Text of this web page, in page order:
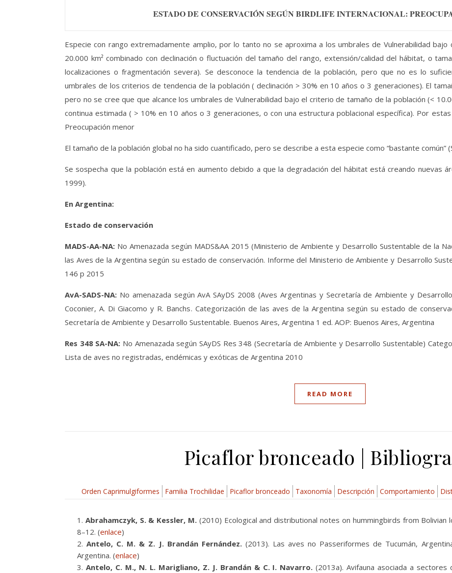
ESTADO DE CONSERVACIÓN SEGÚN BIRDLIFE INTERNACIONAL:
Especie con rango extremadamente amplio, por lo tanto no se aproxima a los umbrales de Vulnerabilidad
20.000 km² combinado con declinación o fluctuación del tamaño del rango, extensión/calidad del hábitat, o
localizaciones o fragmentación severa). Se desconoce la tendencia de la población, pero que no es lo
umbrales de los criterios de tendencia de la población ( declinación > 30% en 10 años o 3 generaciones). El
pero no se cree que que alcance los umbrales de Vulnerabilidad bajo el criterio de tamaño de la población (<
continua estimada ( > 10% en 10 años o 3 generaciones, o con una estructura poblacional específica). Por
Preocupación menor
El tamaño de la población global no ha sido cuantificado, pero se describe a esta especie como “bastante común”
Se sospecha que la población está en aumento debido a que la degradación del hábitat está creando nuevas
1999).
En Argentina:
Estado de conservación
MADS-AA-NA: No Amenazada según MADS&AA 2015 (Ministerio de Ambiente y Desarrollo Sustentable de la
las Aves de la Argentina según su estado de conservación. Informe del Ministerio de Ambiente y Desarrollo
146 p 2015
AvA-SADS-NA: No amenazada según AvA SAyDS 2008 (Aves Argentinas y Secretaría de Ambiente y
Coconier, A. Di Giacomo y R. Banchs. Categorización de las aves de la Argentina según su estado de
Secretaría de Ambiente y Desarrollo Sustentable. Buenos Aires, Argentina 1 ed. AOP: Buenos Aires, Argentina
Res 348 SA-NA: No Amenazada según SAyDS Res 348 (Secretaría de Ambiente y Desarrollo Sustentable)
Lista de aves no registradas, endémicas y exóticas de Argentina 2010
READ MORE
Picaflor bronceado |
Orden Caprimulgiformes Familia Trochilidae Picaflor bronceado Taxonomía Descripción Comportamiento
Abrahamczyk, S. & Kessler, M. (2010) Ecological and distributional notes on hummingbirds from Bolivian
8–12. (enlace)
Antelo, C. M. & Z. J. Brandán Fernández.(2013). Las aves no Passeriformes de Tucumán,
Argentina. (enlace)
Antelo, C. M., N. L. Marigliano, Z. J. Brandán & C. I. Navarro. (2013a). Avifauna asociada a